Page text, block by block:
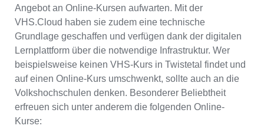
Angebot an Online-Kursen aufwarten. Mit der
VHS.Cloud haben sie zudem eine technische
Grundlage geschaffen und verfügen dank der digitalen
Lernplattform über die notwendige Infrastruktur. Wer
beispielsweise keinen VHS-Kurs in Twistetal findet und
auf einen Online-Kurs umschwenkt, sollte auch an die
Volkshochschulen denken. Besonderer Beliebtheit
erfreuen sich unter anderem die folgenden Online-
Kurse: